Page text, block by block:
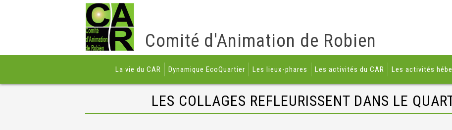
Comité d'Animation de Robien
La vie du CAR Dynamique EcoQuartier Les lieux-phares Les activités du CAR Les activités
LES COLLAGES REFLEURISSENT DANS LE